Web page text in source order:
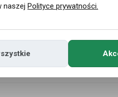
naszej Polityce prywatności.